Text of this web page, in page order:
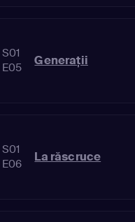
S01
E05
Generaţii
S01
E06
La răscruce